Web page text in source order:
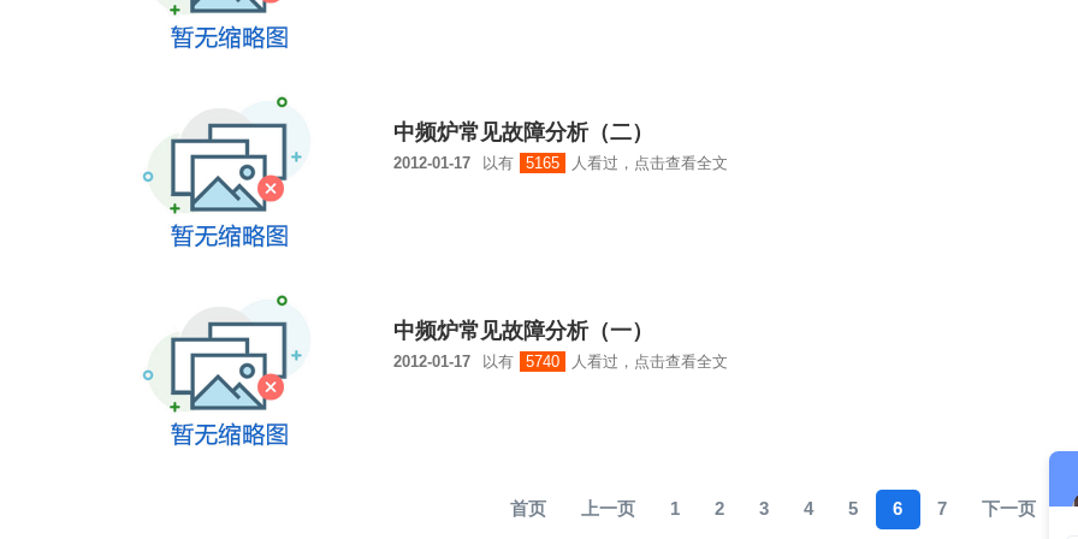
中频炉常见故障分析（二）
2012-01-17 以有 5165 人看过，点击查看全文
中频炉常见故障分析（一）
2012-01-17 以有 5740 人看过，点击查看全文
首页 上一页 1 2 3 4 5 6 7 下一页